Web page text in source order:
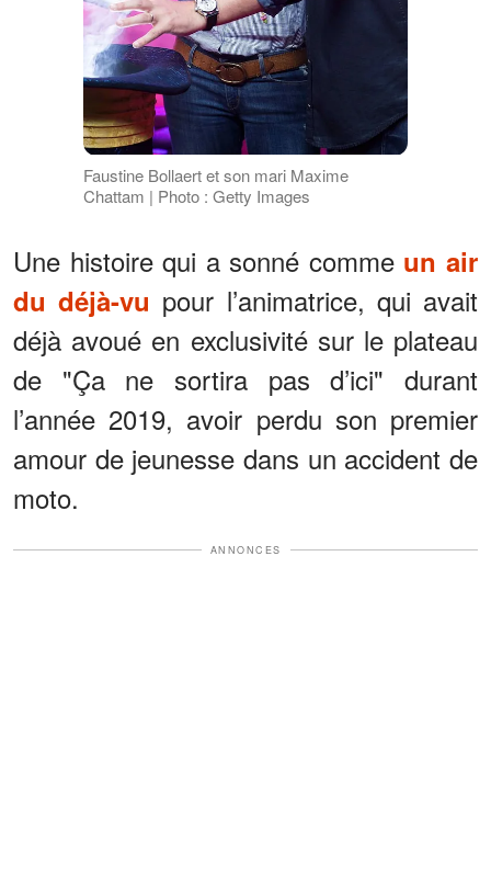
Faustine Bollaert et son mari Maxime
Chattam | Photo : Getty Images
Une histoire qui a sonné comme un air
du déjà-vu pour l’animatrice, qui avait
déjà avoué en exclusivité sur le plateau
de "Ça ne sortira pas d’ici" durant
l’année 2019, avoir perdu son premier
amour de jeunesse dans un accident de
moto.
ANNONCES